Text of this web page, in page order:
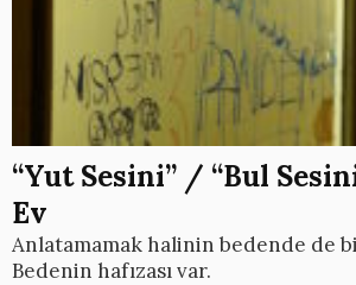
“Yut Sesini” / “Bul
Ev
Anlatamamak halinin bedende de
Bedenin hafızası var.